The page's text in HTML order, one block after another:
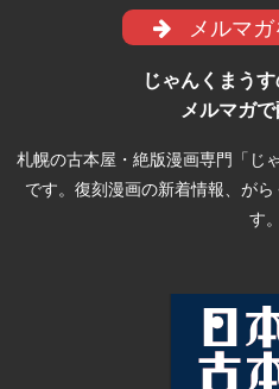
メルマ
じゃんくまう
メルマガで
札幌の古本屋・絶版漫画専門「じ
です。復刻漫画の新着情報、が
す。